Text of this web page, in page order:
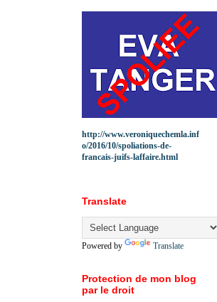
http://www.veroniquechemla.inf
o/2016/10/spoliations-de-
francais-juifs-laffaire.html
Translate
Powered by Translate
Protection de mon blog
par le droit